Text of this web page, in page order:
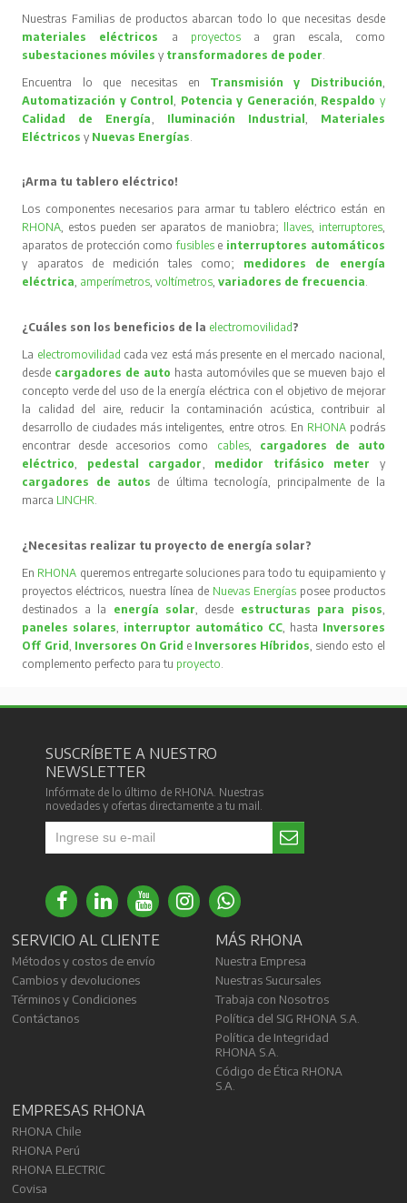
Nuestras Familias de productos abarcan todo lo que necesitas desde
materiales eléctricos
a proyectos
a gran escala, como
subestaciones móvilesy transformadores de poder.
Encuentra lo que necesitas en Transmisión y Distribución,
Automatización y Control, Potencia y Generación, Respaldo y
Calidad de Energía, Iluminación Industrial , Materiales
Eléctricos y Nuevas Energías.
¡Arma tu tablero eléctrico!
Los componentes necesarios para armar tu tablero eléctrico están en
RHONA, estos pueden ser aparatos de maniobra; llaves, interruptores,
aparatos de protección comofusibles e interruptores automáticos
y aparatos de medición tales como; medidores de energía
eléctrica, amperímetros,voltímetros,variadores de frecuencia.
¿Cuáles son los beneficios de la electromovilidad ?
La electromovilidad cada vez está más presente en el mercado nacional,
desde cargadores de auto hasta automóviles que se mueven bajo el
concepto verde del uso de la energía eléctrica con el objetivo de mejorar
la calidad del aire, reducir la contaminación acústica, contribuir al
desarrollo de ciudades más inteligentes, entre otros. En RHONA podrás
encontrar desde accesorios como cables, cargadores de auto
eléctrico, pedestal cargador, medidor trifásico meter
y
cargadores de autos de última tecnología, principalmente de la
marca LINCHR.
¿Necesitas realizar tu proyecto de energía solar?
En RHONA queremos entregarte soluciones para todo tu equipamiento y
proyectos eléctricos, nuestra línea de Nuevas Energíasposee productos
destinados a la energía solar, desde estructuras para pisos,
paneles solares, interruptor automático CC, hasta Inversores
Off Grid, Inversores On Grid e Inversores Híbridos, siendo esto el
complemento perfecto para tu proyecto.
SUSCRÍBETE A NUESTRO
NEWSLETTER
Infórmate de lo último de RHONA. Nuestras
novedades y ofertas directamente a tu mail.
SERVICIO AL CLIENTE
Métodos y costos de envío
Cambios y devoluciones
Términos y Condiciones
Contáctanos
MÁS RHONA
Nuestra Empresa
Nuestras Sucursales
Trabaja con Nosotros
Política del SIG RHONA S.A.
Política de Integridad
RHONA S.A.
Código de Ética RHONA
S.A.
EMPRESAS RHONA
RHONA Chile
RHONA Perú
RHONA ELECTRIC
Covisa